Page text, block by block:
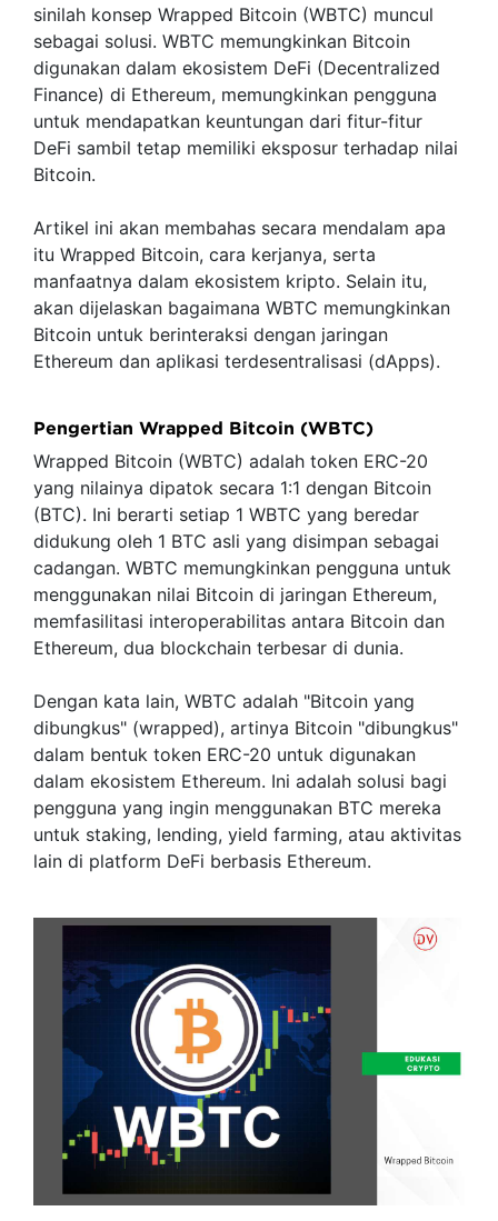
sinilah konsep Wrapped Bitcoin (WBTC) muncul
sebagai solusi. WBTC memungkinkan Bitcoin
digunakan dalam ekosistem DeFi (Decentralized
Finance) di Ethereum, memungkinkan pengguna
untuk mendapatkan keuntungan dari fitur-fitur
DeFi sambil tetap memiliki eksposur terhadap nilai
Bitcoin.
Artikel ini akan membahas secara mendalam apa
itu Wrapped Bitcoin, cara kerjanya, serta
manfaatnya dalam ekosistem kripto. Selain itu,
akan dijelaskan bagaimana WBTC memungkinkan
Bitcoin untuk berinteraksi dengan jaringan
Ethereum dan aplikasi terdesentralisasi (dApps).
Pengertian Wrapped Bitcoin (WBTC)
Wrapped Bitcoin (WBTC) adalah token ERC-20
yang nilainya dipatok secara 1:1 dengan Bitcoin
(BTC). Ini berarti setiap 1 WBTC yang beredar
didukung oleh 1 BTC asli yang disimpan sebagai
cadangan. WBTC memungkinkan pengguna untuk
menggunakan nilai Bitcoin di jaringan Ethereum,
memfasilitasi interoperabilitas antara Bitcoin dan
Ethereum, dua blockchain terbesar di dunia.
Dengan kata lain, WBTC adalah "Bitcoin yang
dibungkus" (wrapped), artinya Bitcoin "dibungkus"
dalam bentuk token ERC-20 untuk digunakan
dalam ekosistem Ethereum. Ini adalah solusi bagi
pengguna yang ingin menggunakan BTC mereka
untuk staking, lending, yield farming, atau aktivitas
lain di platform DeFi berbasis Ethereum.